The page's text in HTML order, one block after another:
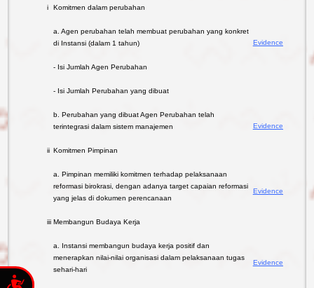
Accessibility
i Komitmen dalam perubahan
a. Agen perubahan telah membuat perubahan yang konkret
di Instansi (dalam 1 tahun)
Evidence
- Isi Jumlah Agen Perubahan
- Isi Jumlah Perubahan yang dibuat
b. Perubahan yang dibuat Agen Perubahan telah
terintegrasi dalam sistem manajemen
Evidence
ii Komitmen Pimpinan
a. Pimpinan memiliki komitmen terhadap pelaksanaan
reformasi birokrasi, dengan adanya target capaian reformasi
yang jelas di dokumen perencanaan
Evidence
iii Membangun Budaya Kerja
a. Instansi membangun budaya kerja positif dan
menerapkan nilai-nilai organisasi dalam pelaksanaan tugas
sehari-hari
Evidence